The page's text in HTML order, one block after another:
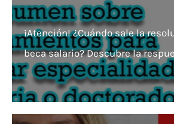
¡Atención! ¿Cuándo sale la
beca salario? Descubre la